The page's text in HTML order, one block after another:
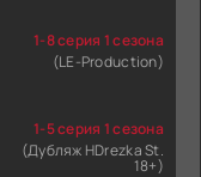
1-8 серия 1 сезона
(LE-Production)
1-5 серия 1 сезона
(Дубляж HDrezka St.
18+)